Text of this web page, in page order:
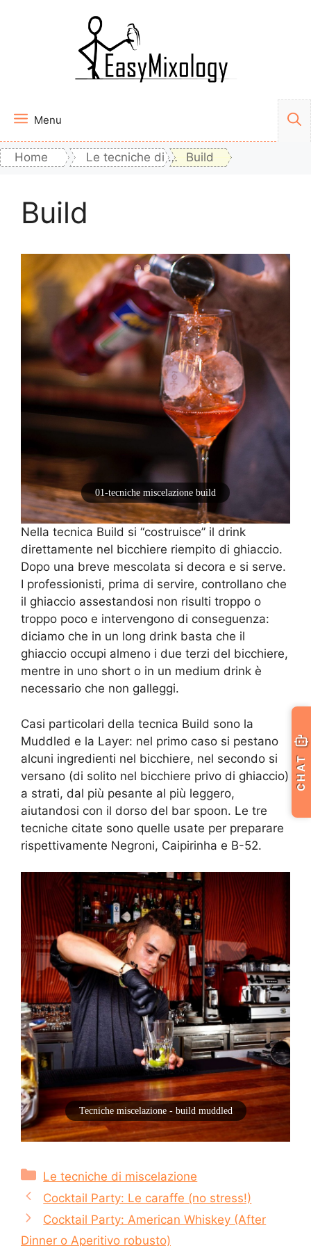
Menu
Home Le tecniche di miscelazione Build
Build
01-tecniche miscelazione build
Nella tecnica Build si “costruisce” il drink
direttamente nel bicchiere riempito di ghiaccio.
Dopo una breve mescolata si decora e si serve.
I professionisti, prima di servire, controllano che
il ghiaccio assestandosi non risulti troppo o
troppo poco e intervengono di conseguenza:
diciamo che in un long drink basta che il
ghiaccio occupi almeno i due terzi del bicchiere,
mentre in uno short o in un medium drink è
necessario che non galleggi.
Casi particolari della tecnica Build sono la
Muddled e la Layer: nel primo caso si pestano
alcuni ingredienti nel bicchiere, nel secondo si
versano (di solito nel bicchiere privo di ghiaccio)
a strati, dal più pesante al più leggero,
aiutandosi con il dorso del bar spoon. Le tre
tecniche citate sono quelle usate per preparare
rispettivamente Negroni, Caipirinha e B-52.
Tecniche miscelazione - build muddled
Categorie
Le tecniche di miscelazione
Cocktail Party: Le caraffe (no stress!)
Cocktail Party: American Whiskey (After
Dinner o Aperitivo robusto)
CHAT